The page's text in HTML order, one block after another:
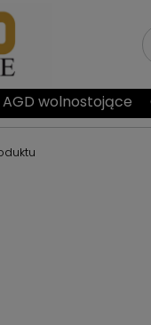
AGD wolnostojące